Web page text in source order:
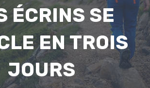
ÉCRINS SE
EN TROIS
JOURS